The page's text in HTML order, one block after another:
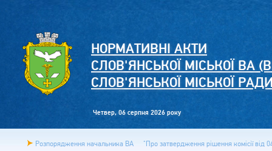
НОРМАТИВНІ АКТИ
СЛОВ'ЯНСЬКОЇ МІСЬКОЇ ВА
СЛОВ'ЯНСЬКОЇ МІСЬКОЇ
Четвер, 06 серпня 2026 року
Розпорядження начальника ВА "Про затвердження рішення комісії